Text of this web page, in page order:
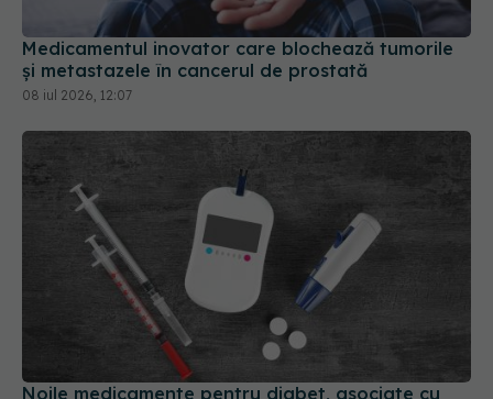
08 iul 2026, 12:07
Noile medicamente pentru diabet, asociate cu
riscuri diferite de boli autoimune